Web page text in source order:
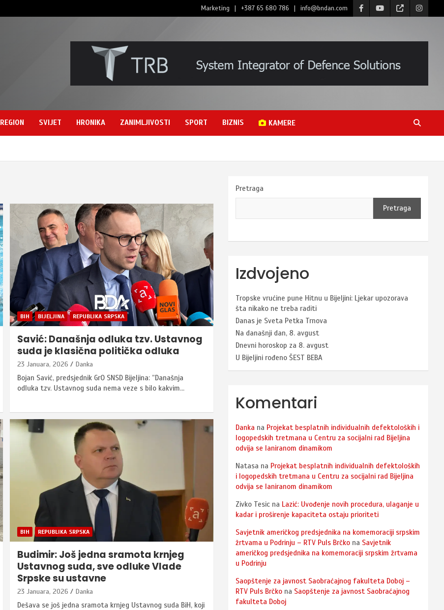
Marketing +387 65 680 786 info@bndan.com
REGION SVIJET HRONIKA ZANIMLJIVOSTI SPORT BIZNIS KAMERE
BIH BIJELJINA REPUBLIKA SRPSKA
Savić: Današnja odluka tzv. Ustavnog
suda je klasična politička odluka
23 Januara, 2026 Danka
Bojan Savić, predsjednik GrO SNSD Bijeljina: ”Današnja
odluka tzv. Ustavnog suda nema veze s bilo kakvim…
BIH REPUBLIKA SRPSKA
Budimir: Još jedna sramota krnjeg
Ustavnog suda, sve odluke Vlade
Srpske su ustavne
23 Januara, 2026 Danka
Dešava se još jedna sramota krnjeg Ustavnog suda BiH, koji
Pretraga
Pretraga
Izdvojeno
Tropske vrućine pune Hitnu u Bijeljini: Ljekar upozorava
šta nikako ne treba raditi
Danas je Sveta Petka Trnova
Na današnji dan, 8. avgust
Dnevni horoskop za 8. avgust
U Bijeljini rođeno ŠEST BEBA
Komentari
Danka na Projekat besplatnih individualnih defektoloških i
logopedskih tretmana u Centru za socijalni rad Bijeljina
odvija se laniranom dinamikom
Natasa na Projekat besplatnih individualnih defektoloških
i logopedskih tretmana u Centru za socijalni rad Bijeljina
odvija se laniranom dinamikom
Zivko Tesic na Lazić: Uvođenje novih procedura, ulaganje u
kadar i proširenje kapaciteta ostaju prioriteti
Savjetnik američkog predsjednika na komemoraciji srpskim
žrtvama u Podrinju – RTV Puls Brčko na Savjetnik
američkog predsjednika na komemoraciji srpskim žrtvama
u Podrinju
Saopštenje za javnost Saobraćajnog fakulteta Doboj –
RTV Puls Brčko na Saopštenje za javnost Saobraćajnog
fakulteta Doboj